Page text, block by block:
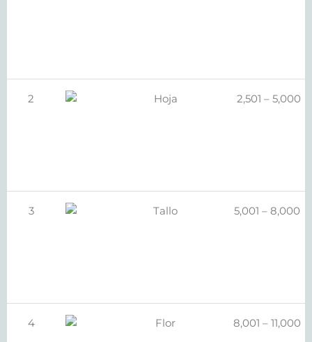
2 Hoja 2,501 – 5,000
3 Tallo 5,001 – 8,000
4 Flor 8,001 – 11,000